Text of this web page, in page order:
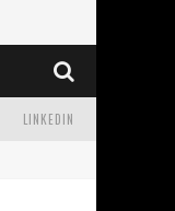
LINKEDIN